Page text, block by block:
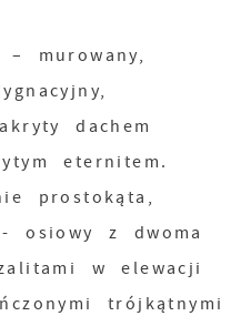
– murowany,
dachem
eternitem.
prostokąta,
osiowy z dwoma
w elewacji
trójkątnymi